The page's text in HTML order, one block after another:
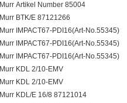
Murr Artikel Number 85004
Murr BTK/E 87121266
Murr IMPACT67-PDI16(Art-No.55345)
Murr IMPACT67-PDI16(Art-No.55345)
Murr IMPACT67-PDI16(Art-No.55345)
Murr KDL 2/10-EMV
Murr KDL 2/10-EMV
Murr KDL/E 16/8 87121014